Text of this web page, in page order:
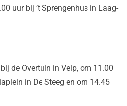
uur bij ’t Sprengenhus in Laag-
de Overtuin in Velp, om 11.00
in De Steeg en om 14.45